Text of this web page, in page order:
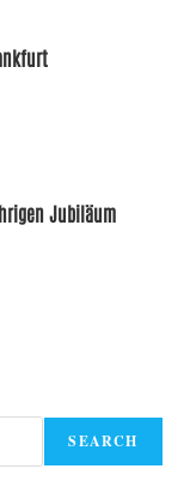
Jubiläum
SEARCH